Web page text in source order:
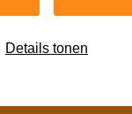
Details tonen